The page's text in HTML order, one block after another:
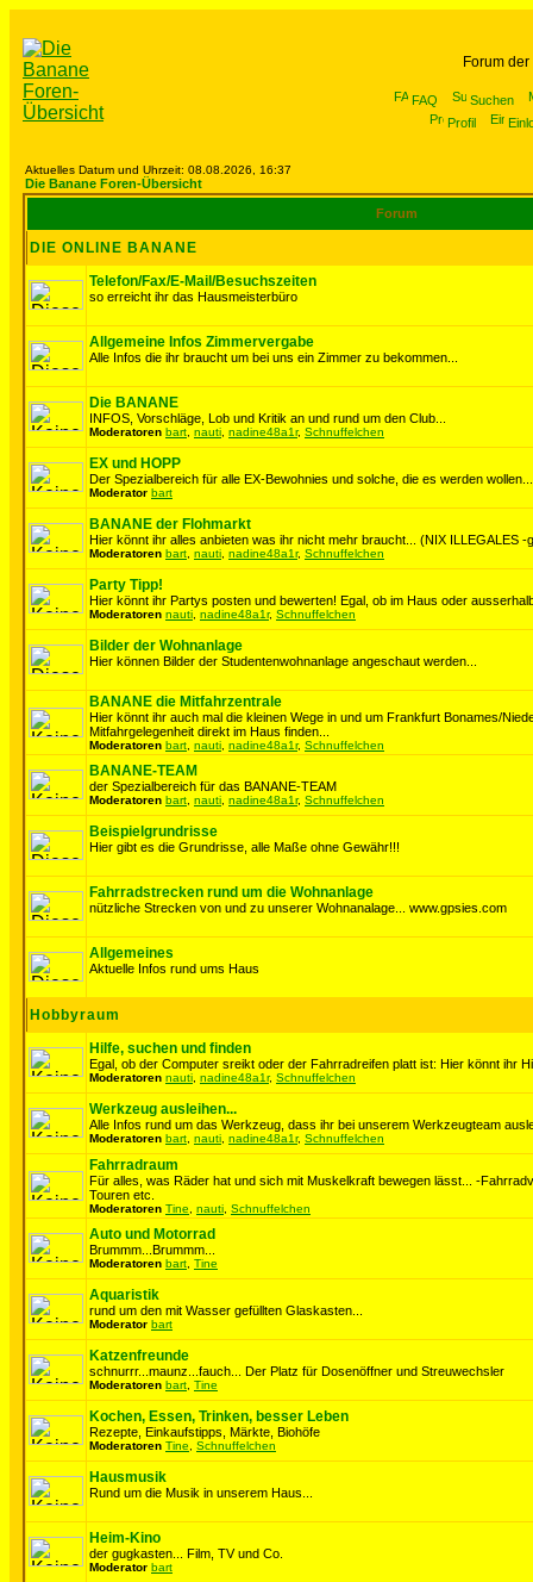
Forum
FAQ
Suchen
Profil
Aktuelles Datum und Uhrzeit: 08.08.2026, 16:37
Die Banane Foren-Übersicht
Forum
DIE ONLINE BANANE
Telefon/Fax/E-Mail/Besuchszeiten
so erreicht ihr das Hausmeisterbüro
Allgemeine Infos Zimmervergabe
Alle Infos die ihr braucht um bei uns ein Zimmer zu bekommen...
Die BANANE
INFOS, Vorschläge, Lob und Kritik an und rund um den Club...
Moderatoren bart nauti nadine48a1r, Schnuffelchen
EX und HOPP
Der Spezialbereich für alle EX-Bewohnies und solche, die es werden wollen...
Moderator bart
BANANE der Flohmarkt
Hier könnt ihr alles anbieten was ihr nicht mehr braucht... (NIX ILLEGALES -
Moderatoren bart nauti nadine48a1r, Schnuffelchen
Party Tipp!
Hier könnt ihr Partys posten und bewerten! Egal, ob im Haus oder
Moderatoren nauti nadine48a1r, Schnuffelchen
Bilder der Wohnanlage
Hier können Bilder der Studentenwohnanlage angeschaut werden...
BANANE die Mitfahrzentrale
Hier könnt ihr auch mal die kleinen Wege in und um Frankfurt Bonames/
Mitfahrgelegenheit direkt im Haus finden...
Moderatoren bart nauti nadine48a1r, Schnuffelchen
BANANE-TEAM
der Spezialbereich für das BANANE-TEAM
Moderatoren bart nauti nadine48a1r, Schnuffelchen
Beispielgrundrisse
Hier gibt es die Grundrisse, alle Maße ohne Gewähr!!!
Fahrradstrecken rund um die Wohnanlage
nützliche Strecken von und zu unserer Wohnanalage... www.gpsies.com
Allgemeines
Aktuelle Infos rund ums Haus
Hobbyraum
Hilfe, suchen und finden
Egal, ob der Computer sreikt oder der Fahrradreifen platt ist: Hier könnt ihr
Moderatoren nauti nadine48a1r, Schnuffelchen
Werkzeug ausleihen...
Alle Infos rund um das Werkzeug, dass ihr bei unserem Werkzeugteam
Moderatoren bart nauti nadine48a1r, Schnuffelchen
Fahrradraum
Für alles, was Räder hat und sich mit Muskelkraft bewegen lässt... -
Touren etc.
Moderatoren Tine nauti Schnuffelchen
Auto und Motorrad
Brummm...Brummm...
Moderatoren bart Tine
Aquaristik
rund um den mit Wasser gefüllten Glaskasten...
Moderator bart
Katzenfreunde
schnurrr...maunz...fauch... Der Platz für Dosenöffner und Streuwechsler
Moderatoren bart Tine
Kochen, Essen, Trinken, besser Leben
Rezepte, Einkaufstipps, Märkte, Biohöfe
Moderatoren Tine Schnuffelchen
Hausmusik
Rund um die Musik in unserem Haus...
Heim-Kino
der gugkasten... Film, TV und Co.
Moderator bart